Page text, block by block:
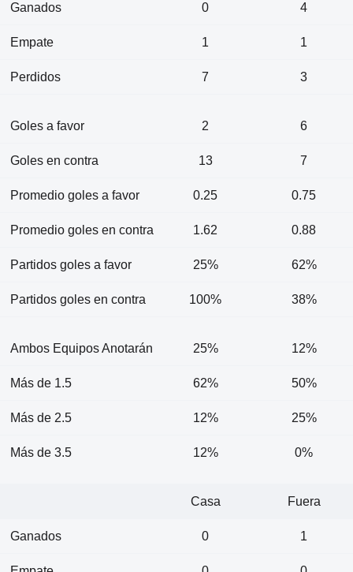
Ganados 0 4
Empate 1 1
Perdidos 7 3
Goles a favor 2 6
Goles en contra 13 7
Promedio goles a favor 0.25 0.75
Promedio goles en contra 1.62 0.88
Partidos goles a favor 25% 62%
Partidos goles en contra 100% 38%
Ambos Equipos Anotarán 25% 12%
Más de 1.5 62% 50%
Más de 2.5 12% 25%
Más de 3.5 12% 0%
Casa Fuera
Ganados 0 1